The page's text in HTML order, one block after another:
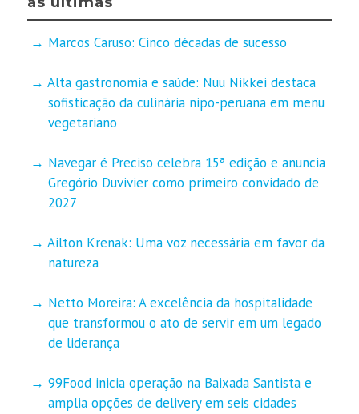
Marcos Caruso: Cinco décadas de sucesso
Alta gastronomia e saúde: Nuu Nikkei destaca
sofisticação da culinária nipo-peruana em menu
vegetariano
Navegar é Preciso celebra 15ª edição e anuncia
Gregório Duvivier como primeiro convidado de
2027
Ailton Krenak: Uma voz necessária em favor da
natureza
Netto Moreira: A excelência da hospitalidade
que transformou o ato de servir em um legado
de liderança
99Food inicia operação na Baixada Santista e
amplia opções de delivery em seis cidades